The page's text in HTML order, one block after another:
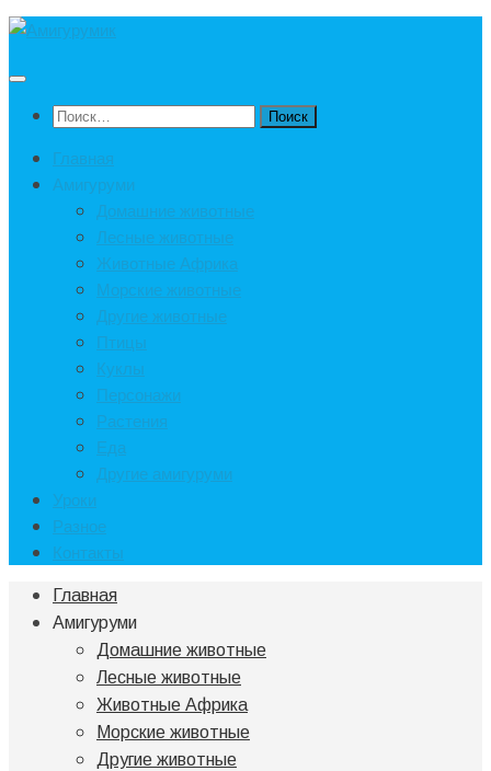
Под
Найти:
Главная
Амигуруми
Домашние животные
Лесные животные
Животные Африка
Морские животные
Другие животные
Птицы
Куклы
Персонажи
Растения
Еда
Другие амигуруми
Уроки
Разное
Контакты
Главная
Амигуруми
Домашние животные
Лесные животные
Животные Африка
Морские животные
Другие животные